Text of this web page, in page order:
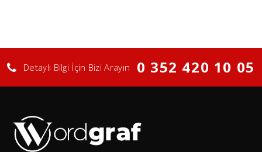
Detaylı Bilgi İçin Bizi Arayın 0 352 420 10 05